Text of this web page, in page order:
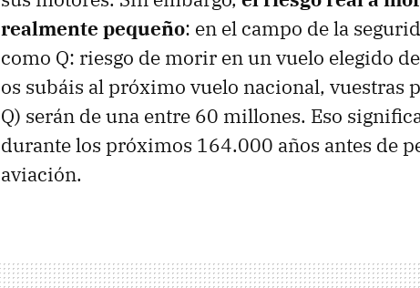
realmente pequeño: en el campo de la
como Q: riesgo de morir en un vuelo elegido
os subáis al próximo vuelo nacional, vuestras
Q) serán de una entre 60 millones. Eso
durante los próximos 164.000 años antes de
aviación.